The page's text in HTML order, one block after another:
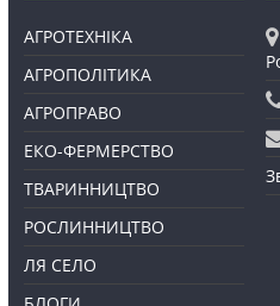
АГРОТЕХНІКА
АГРОПОЛІТИКА
АГРОПРАВО
ЕКО-ФЕРМЕРСТВО
ТВАРИННИЦТВО
РОСЛИННИЦТВО
ЛЯ СЕЛО